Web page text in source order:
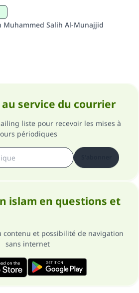
Muhammed Salih Al-Munajjid
service du courrier
liste pour recevoir les mises à
périodiques
islam en questions et
contenu et possibilité de navigation
sans internet